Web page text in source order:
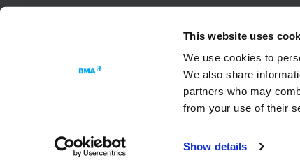
This website uses
We use cookies to
We also share
partners who may
from your use of their
Show details
Declaración de protección de datos